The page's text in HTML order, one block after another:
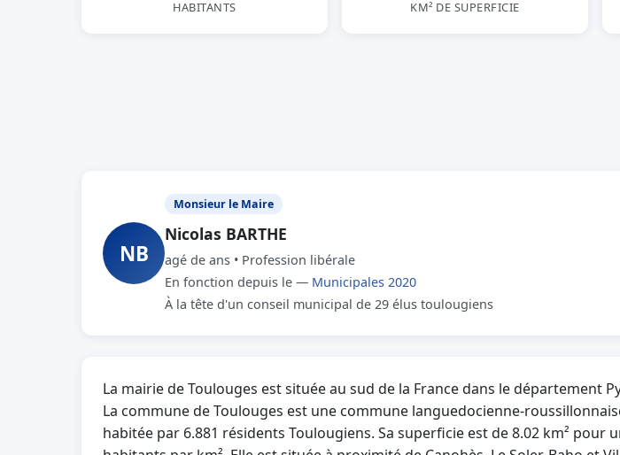
HABITANTS KM² DE SUPERFICIE
NB
Monsieur le Maire
Nicolas BARTHE
agé de ans • Profession libérale
En fonction depuis le — Municipales 2020
À la tête d'un conseil municipal de 29 élus toulougiens
La mairie de Toulouges est située au sud de la France dans le département
La commune de Toulouges est une commune languedocienne-
habitée par 6.881 résidents Toulougiens. Sa superficie est de 8.02 km² pour